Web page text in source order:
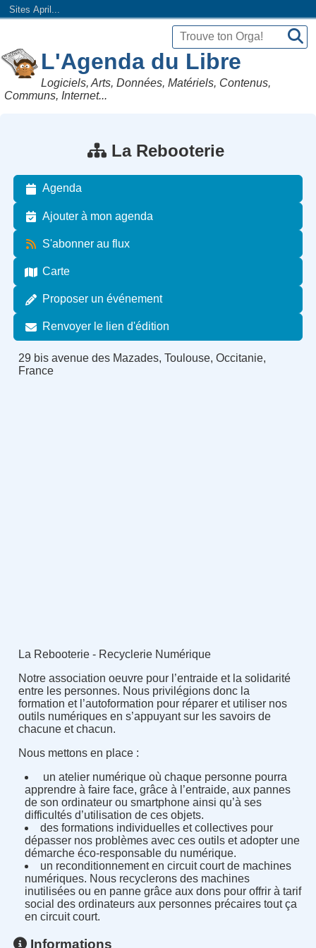
Sites April...
L'Agenda du Libre
Logiciels, Arts, Données, Matériels, Contenus,
Communs, Internet...
La Rebooterie
Agenda
Ajouter à mon agenda
S'abonner au flux
Carte
Proposer un événement
Renvoyer le lien d'édition
29 bis avenue des Mazades, Toulouse, Occitanie,
France
La Rebooterie - Recyclerie Numérique
Notre association oeuvre pour l’entraide et la solidarité
entre les personnes. Nous privilégions donc la
formation et l’autoformation pour réparer et utiliser nos
outils numériques en s’appuyant sur les savoirs de
chacune et chacun.
Nous mettons en place :
un atelier numérique où chaque personne pourra
apprendre à faire face, grâce à l’entraide, aux pannes
de son ordinateur ou smartphone ainsi qu’à ses
difficultés d’utilisation de ces objets.
des formations individuelles et collectives pour
dépasser nos problèmes avec ces outils et adopter une
démarche éco-responsable du numérique.
un reconditionnement en circuit court de machines
numériques. Nous recyclerons des machines
inutilisées ou en panne grâce aux dons pour offrir à tarif
social des ordinateurs aux personnes précaires tout ça
en circuit court.
Informations